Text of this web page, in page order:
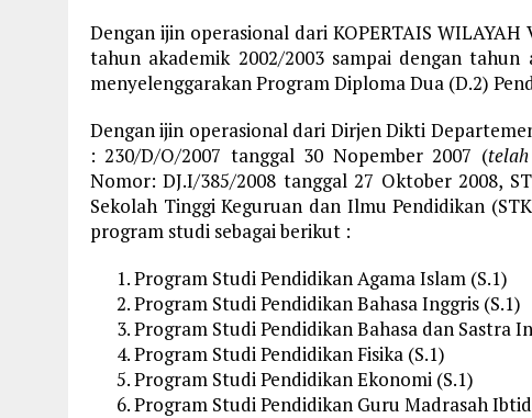
Dengan ijin operasional dari KOPERTAIS
tahun akademik 2002/2003 sampai dengan
menyelenggarakan Program Diploma Dua (D.2)
Dengan ijin operasional dari Dirjen Dikti
: 230/D/O/2007 tanggal 30 Nopember 2007 (
Nomor: DJ.I/385/2008 tanggal 27 Oktober 2008,
Sekolah Tinggi Keguruan dan Ilmu Pendidikan
program studi sebagai berikut :
Program Studi Pendidikan Agama Islam (S.1)
Program Studi Pendidikan Bahasa Inggris (S.1)
Program Studi Pendidikan Bahasa dan Sastra
Program Studi Pendidikan Fisika (S.1)
Program Studi Pendidikan Ekonomi (S.1)
Program Studi Pendidikan Guru Madrasah